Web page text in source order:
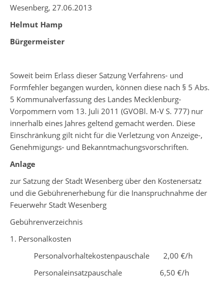
Wesenberg, 27.06.2013
Helmut Hamp
Bürgermeister
Soweit beim Erlass dieser Satzung Verfahrens- und
Formfehler begangen wurden, können diese nach § 5 Abs.
5 Kommunalverfassung des Landes Mecklenburg-
Vorpommern vom 13. Juli 2011 (GVOBl. M-V S. 777) nur
innerhalb eines Jahres geltend gemacht werden. Diese
Einschränkung gilt nicht für die Verletzung von Anzeige-,
Genehmigungs- und Bekanntmachungsvorschriften.
Anlage
zur Satzung der Stadt Wesenberg über den Kostenersatz
und die Gebührenerhebung für die Inanspruchnahme der
Feuerwehr Stadt Wesenberg
Gebührenverzeichnis
1. Personalkosten
Personalvorhaltekostenpauschale 2,00 €/h
Personaleinsatzpauschale 6,50 €/h